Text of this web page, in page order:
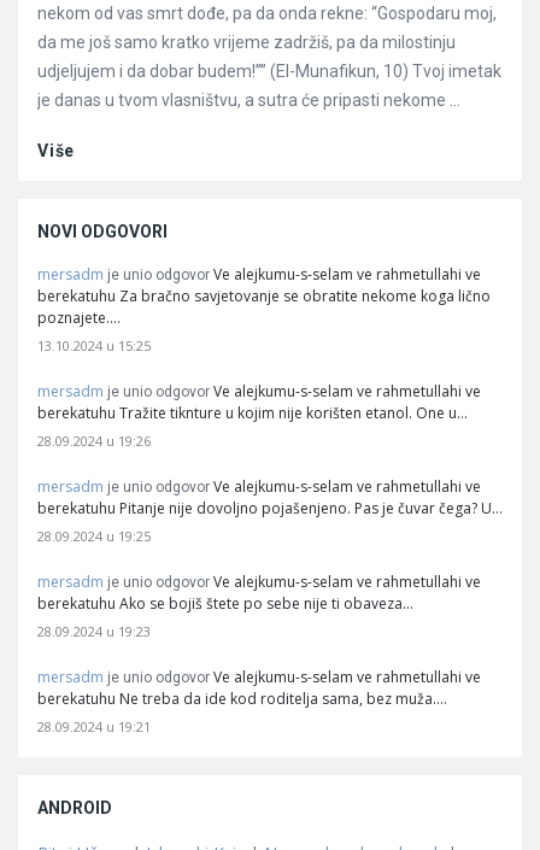
nekom od vas smrt dođe, pa da onda rekne: “Gospodaru moj,
da me još samo kratko vrijeme zadržiš, pa da milostinju
udjeljujem i da dobar budem!”” (El-Munafikun, 10) Tvoj imetak
je danas u tvom vlasništvu, a sutra će pripasti nekome ...
Više
NOVI ODGOVORI
mersadm je unio odgovor Ve alejkumu-s-selam ve rahmetullahi ve
berekatuhu Za bračno savjetovanje se obratite nekome koga lično
poznajete.…
13.10.2024 u 15:25
mersadm je unio odgovor Ve alejkumu-s-selam ve rahmetullahi ve
berekatuhu Tražite tiknture u kojim nije korišten etanol. One u…
28.09.2024 u 19:26
mersadm je unio odgovor Ve alejkumu-s-selam ve rahmetullahi ve
berekatuhu Pitanje nije dovoljno pojašenjeno. Pas je čuvar čega? U…
28.09.2024 u 19:25
mersadm je unio odgovor Ve alejkumu-s-selam ve rahmetullahi ve
berekatuhu Ako se bojiš štete po sebe nije ti obaveza…
28.09.2024 u 19:23
mersadm je unio odgovor Ve alejkumu-s-selam ve rahmetullahi ve
berekatuhu Ne treba da ide kod roditelja sama, bez muža.…
28.09.2024 u 19:21
ANDROID